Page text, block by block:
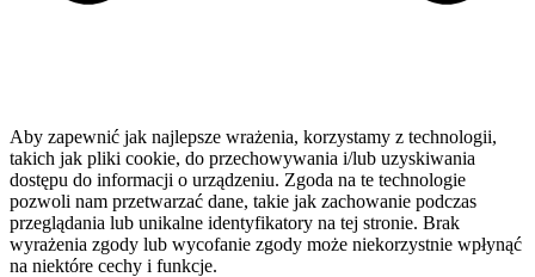
Aby zapewnić jak najlepsze wrażenia, korzystamy z technologii,
takich jak pliki cookie, do przechowywania i/lub uzyskiwania
dostępu do informacji o urządzeniu. Zgoda na te technologie
pozwoli nam przetwarzać dane, takie jak zachowanie podczas
przeglądania lub unikalne identyfikatory na tej stronie. Brak
wyrażenia zgody lub wycofanie zgody może niekorzystnie wpłynąć
na niektóre cechy i funkcje.